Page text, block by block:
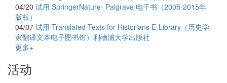
04/20 试用 SpringerNature- Palgrave 电子书（2005-2015年
版权）
04/07 试用 Translated Texts for Historians E-Library（历史学
家翻译文本电子图书馆）利物浦大学出版社
更多+
活动